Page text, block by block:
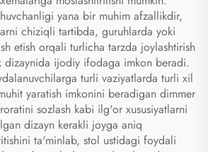
yana bir muhim afzallikdir,
chiziqli tartibda, guruhlarda yoki
etish orqali turlicha tarzda joylashtirish
dizaynida ijodiy ifodaga imkon beradi.
turli vaziyatlarda turli xil
yaratish imkonini beradigan dimmer
sozlash kabi ilg'or xususiyatlarni
dizayn kerakli joyga aniq
ta'minlab, stol ustidagi foydali